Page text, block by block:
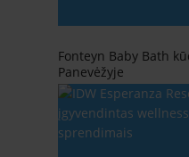
Fonteyn Baby Bath
Panevėžyje